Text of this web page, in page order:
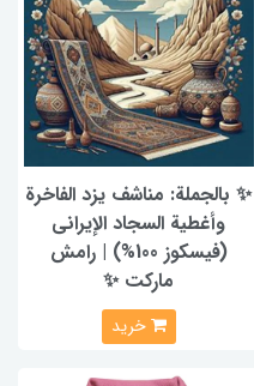
✨ بالجملة: مناشف يزد الفاخرة
وأغطية السجاد الإيراني
(فيسكوز 100%) | رامش
ماركت ✨
خرید